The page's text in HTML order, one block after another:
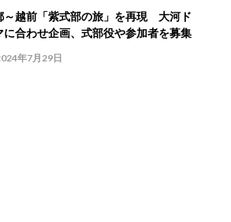
～越前「紫式部の旅」を再現 大河ド
に合わせ企画、式部役や参加者を募集
年7月29日